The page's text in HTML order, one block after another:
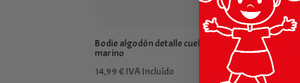
Bodie algodón detalle cuello azul
marino
14,99€IVA Incluído